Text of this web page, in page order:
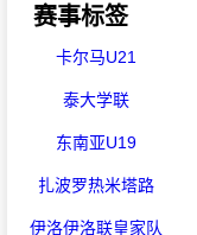
赛事标签
卡尔马U21
泰大学联
东南亚U19
扎波罗热米塔路
伊洛伊洛联皇家队